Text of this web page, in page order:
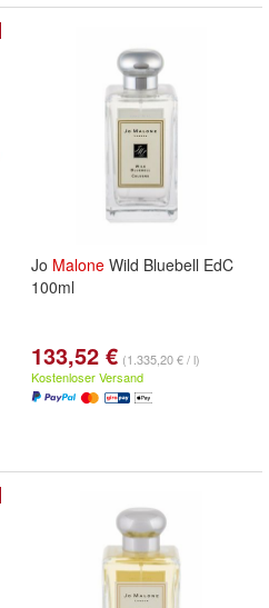
Jo Malone Wild Bluebell EdC
100ml
133,52 € (1.335,20 € / l)
Kostenloser Versand